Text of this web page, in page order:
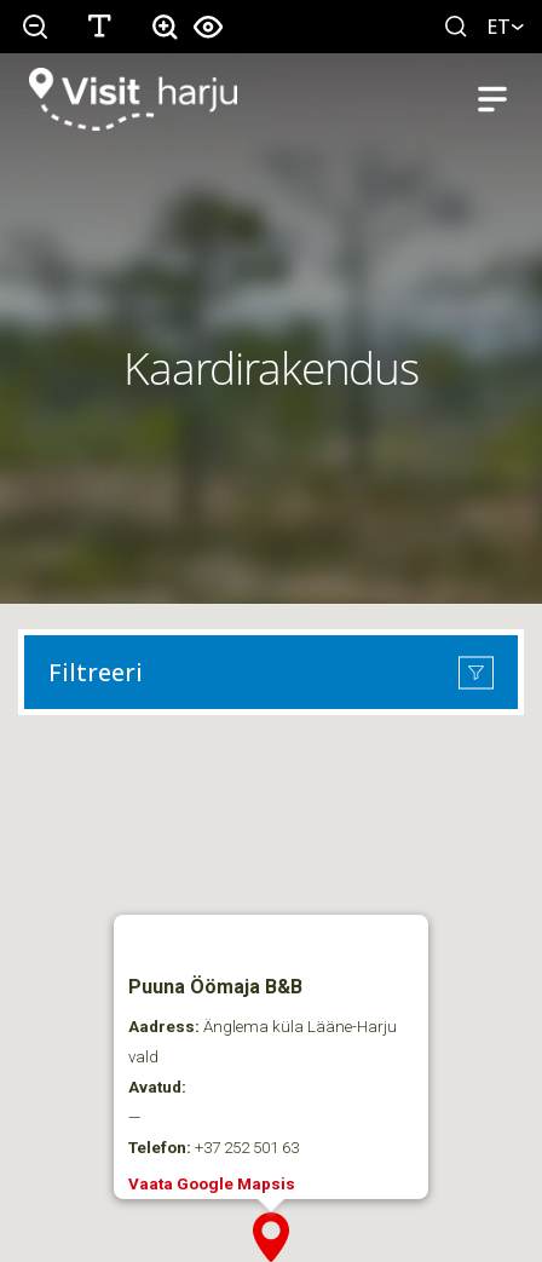
ET
Kaardirakendus
Filtreeri
Puuna Öömaja B&B
Aadress: Änglema küla Lääne-Harju
vald
Avatud:
—
Telefon: +37 252 501 63
Vaata Google Mapsis